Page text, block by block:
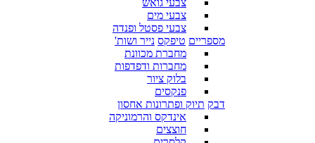
צבעי גואש
צבעי מים
צבעי פסטל ופנדה
מספריים טיפקס נייר ושות'
מחברת מכוונת
מחברות ודפדפות
בלוק ציור
פנקסים
דבק תיוק ופתרונות אחסון
אינדקס והרמוניקה
חוצצים